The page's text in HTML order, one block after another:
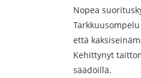
Nopea
että
Kehittynyt
säädöillä.